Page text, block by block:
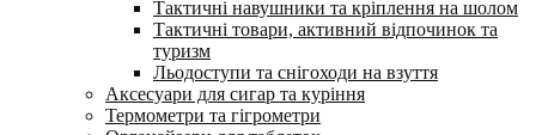
Тактичні навушники та кріплення на шолом
Тактичні товари, активний відпочинок та
туризм
Льодоступи та снігоходи на взуття
Аксесуари для сигар та куріння
Термометри та гігрометри